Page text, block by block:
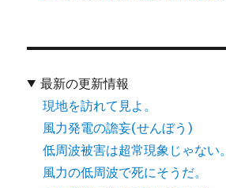
最新の更新情報
現地を訪れて見よ。
風力発電の譫妄(せんぼう)
低周波被害は超常現象じゃない。
風力の低周波で死にそうだ。